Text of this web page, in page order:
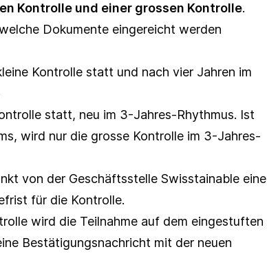
Kontrolle und einer grossen Kontrolle.
Dokumente eingereicht werden
Kontrolle statt und nach vier Jahren im
statt, neu im 3-Jahres-Rhythmus. Ist
wird nur die grosse Kontrolle im 3-Jahres-
von der Geschäftsstelle Swisstainable eine
für die Kontrolle.
wird die Teilnahme auf dem eingestuften
Bestätigungsnachricht mit der neuen